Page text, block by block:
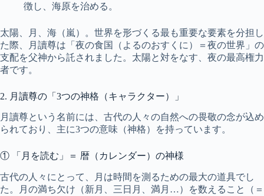
徴し、海原を治める。
太陽、月、海（嵐）。世界を形づくる最も重要な要素を分担し
た際、月讀尊は「夜の食国（よるのおすくに）＝夜の世界」の
支配を父神から託されました。太陽と対をなす、夜の最高権力
者です。
2. 月讀尊の「3つの神格（キャラクター）」
月讀尊という名前には、古代の人々の自然への畏敬の念が込め
られており、主に3つの意味（神格）を持っています。
① 「月を読む」＝ 暦（カレンダー）の神様
古代の人々にとって、月は時間を測るための最大の道具でし
た。月の満ち欠け（新月、三日月、満月…）を数えること（＝